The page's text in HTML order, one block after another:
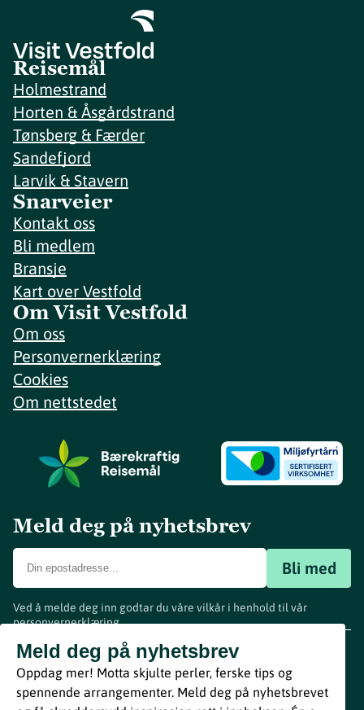
Reisemål
Holmestrand
Horten & Åsgårdstrand
Tønsberg & Færder
Sandefjord
Larvik & Stavern
Snarveier
Kontakt oss
Bli medlem
Bransje
Kart over Vestfold
Om Visit Vestfold
Om oss
Personvernerklæring
Cookies
Om nettstedet
Meld deg på nyhetsbrev
Bli med
Ved å melde deg inn godtar du våre vilkår i henhold til vår
personvernerklæring.
Meld deg på nyhetsbrev
Oppdag mer! Motta skjulte perler, ferske tips og
spennende arrangementer. Meld deg på nyhetsbrevet
www.visitvestfold.com
Turistinformasjon
Vestfold Fylkeskommune